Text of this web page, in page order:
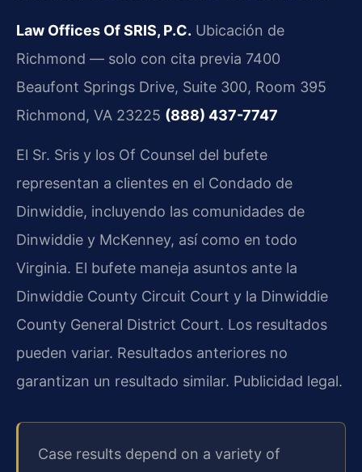
Law Offices Of SRIS, P.C. Ubicación de
Richmond — solo con cita previa 7400
Beaufont Springs Drive, Suite 300, Room 395
Richmond, VA 23225 (888) 437-7747
El Sr. Sris y los Of Counsel del bufete
representan a clientes en el Condado de
Dinwiddie, incluyendo las comunidades de
Dinwiddie y McKenney, así como en todo
Virginia. El bufete maneja asuntos ante la
Dinwiddie County Circuit Court y la Dinwiddie
County General District Court. Los resultados
pueden variar. Resultados anteriores no
garantizan un resultado similar. Publicidad legal.
Case results depend on a variety of